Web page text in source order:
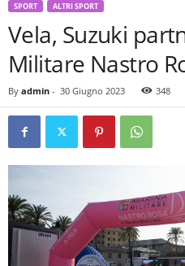
SPORT ALTRI SPORT
Vela, Suzuki
Militare Nastro
By admin - 30 Giugno 2023 348